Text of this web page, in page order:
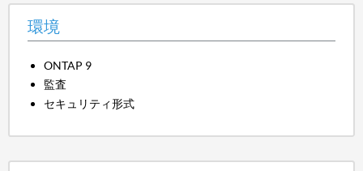
環境
ONTAP 9
監査
セキュリティ形式